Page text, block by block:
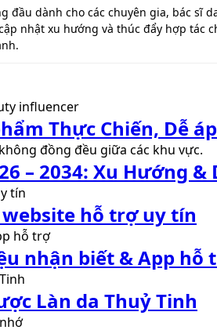
đầu dành cho các chuyên gia, bác
nhật xu hướng và thúc đẩy hợp tác
Thực Chiến, Dễ
– 2034: Xu Hướng &
website hỗ trợ uy tín
nhận biết & App hỗ
Làn da Thuỷ Tinh